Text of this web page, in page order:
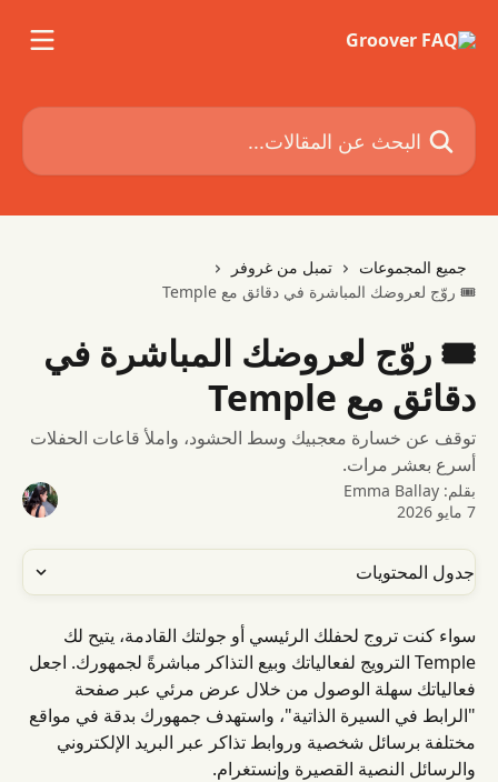
البحث عن المقالات...
جميع المجموعات
تمبل من غروفر
🎟 روّج لعروضك المباشرة في دقائق مع Temple
🎟 روّج لعروضك المباشرة في
دقائق مع Temple
توقف عن خسارة معجبيك وسط الحشود، واملأ قاعات الحفلات
أسرع بعشر مرات.
بقلم: Emma Ballay
7 مايو 2026
جدول المحتويات
سواء كنت تروج لحفلك الرئيسي أو جولتك القادمة، يتيح لك
Temple الترويج لفعالياتك وبيع التذاكر مباشرةً لجمهورك. اجعل
فعالياتك سهلة الوصول من خلال عرض مرئي عبر صفحة
"الرابط في السيرة الذاتية"، واستهدف جمهورك بدقة في مواقع
مختلفة برسائل شخصية وروابط تذاكر عبر البريد الإلكتروني
والرسائل النصية القصيرة وإنستغرام.